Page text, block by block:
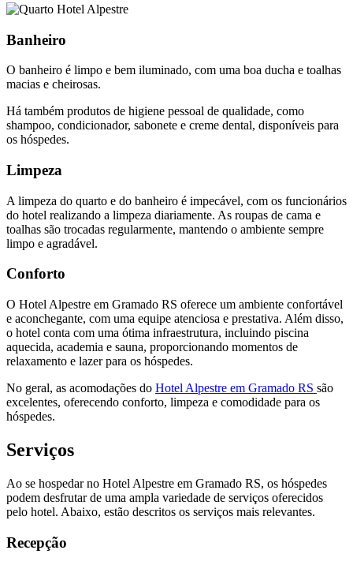
Banheiro
O banheiro é limpo e bem iluminado, com uma boa ducha e toalhas
macias e cheirosas.
Há também produtos de higiene pessoal de qualidade, como
shampoo, condicionador, sabonete e creme dental, disponíveis para
os hóspedes.
Limpeza
A limpeza do quarto e do banheiro é impecável, com os funcionários
do hotel realizando a limpeza diariamente. As roupas de cama e
toalhas são trocadas regularmente, mantendo o ambiente sempre
limpo e agradável.
Conforto
O Hotel Alpestre em Gramado RS oferece um ambiente confortável
e aconchegante, com uma equipe atenciosa e prestativa. Além disso,
o hotel conta com uma ótima infraestrutura, incluindo piscina
aquecida, academia e sauna, proporcionando momentos de
relaxamento e lazer para os hóspedes.
No geral, as acomodações do Hotel Alpestre em Gramado RS são
excelentes, oferecendo conforto, limpeza e comodidade para os
hóspedes.
Serviços
Ao se hospedar no Hotel Alpestre em Gramado RS, os hóspedes
podem desfrutar de uma ampla variedade de serviços oferecidos
pelo hotel. Abaixo, estão descritos os serviços mais relevantes.
Recepção